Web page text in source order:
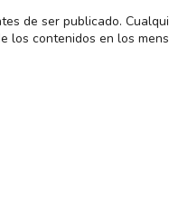
de ser publicado.
los contenidos en los